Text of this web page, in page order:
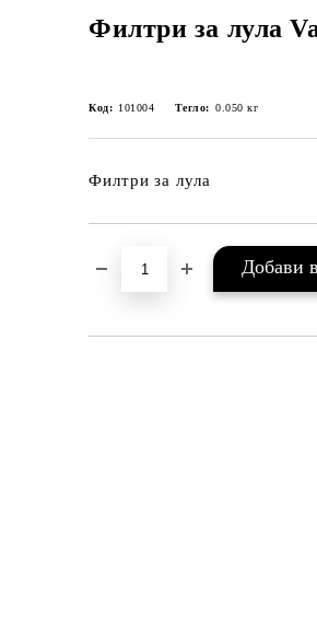
Филтри за лула
Код: 101004 Тегло: 0.050 кг
Филтри за лула